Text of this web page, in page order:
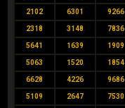
2102 6301 9266
2318 3148 7836
5641 1639 1909
5063 1520 1854
6628 4226 9686
5109 2647 7530